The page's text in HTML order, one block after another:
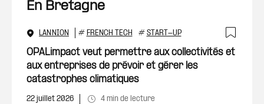
En Bretagne
LANNION # FRENCH TECH # START-UP
OPALimpact veut permettre aux collectivités et
aux entreprises de prévoir et gérer les
catastrophes climatiques
22 juillet 2026 4 min de lecture